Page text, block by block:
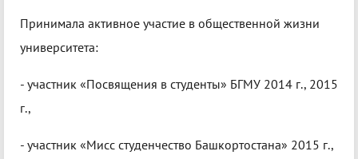
Принимала активное участие в общественной жизни
университета:
- участник «Посвящения в студенты» БГМУ 2014 г., 2015
г.,
- участник «Мисс студенчество Башкортостана» 2015 г.,